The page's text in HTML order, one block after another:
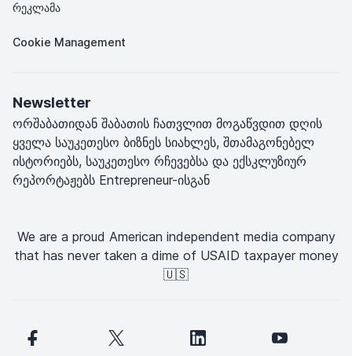
რეკლამა
Cookie Management
Newsletter
ორშაბათიდან შაბათის ჩათვლით მოგაწვდით დღის
ყველა საუკეთესო ბიზნეს სიახლეს, შთამაგონებელ
ისტორიებს, საუკეთესო რჩევებსა და ექსკლუზიურ
რეპორტაჟებს Entrepreneur-ისგან
We are a proud American independent media company
that has never taken a dime of USAID taxpayer money
🇺🇸